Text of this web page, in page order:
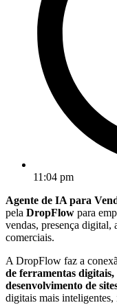
11:04 pm
Agente de IA para
pela DropFlow para
vendas, presença digital,
comerciais.
A DropFlow faz a
de ferramentas
desenvolvimento de
digitais mais inteligentes,